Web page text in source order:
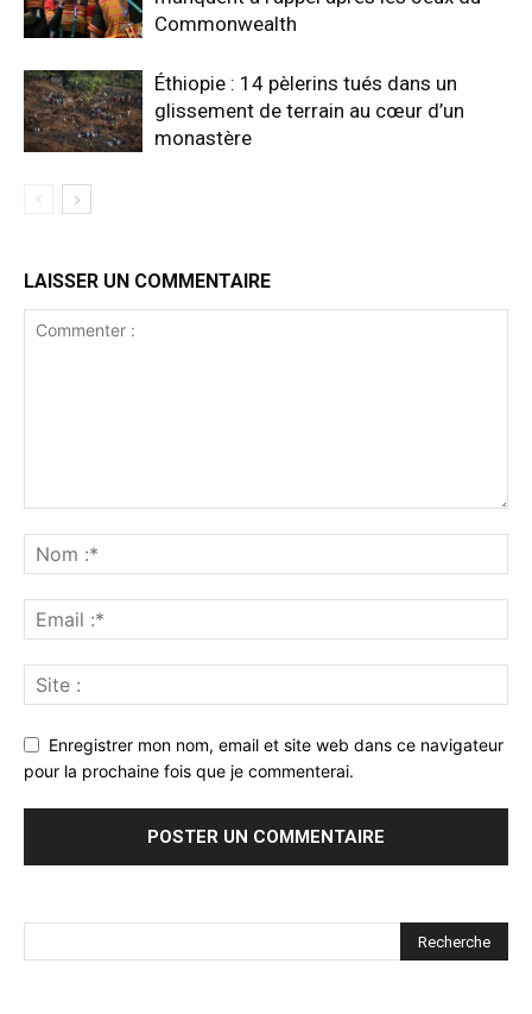
Commonwealth
Éthiopie : 14 pèlerins tués dans un
glissement de terrain au cœur d’un
monastère
LAISSER UN COMMENTAIRE
Enregistrer mon nom, email et site web dans ce navigateur
pour la prochaine fois que je commenterai.